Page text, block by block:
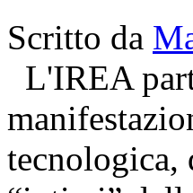
Scritto da
L'IREA
tecnologica,